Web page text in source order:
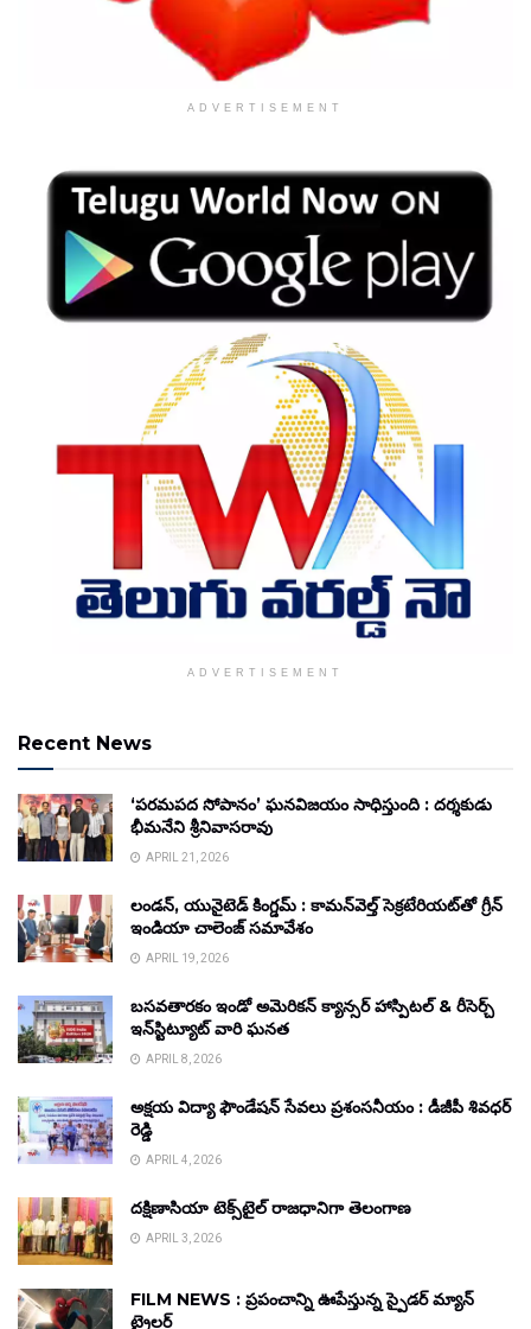
ADVERTISEMENT
ADVERTISEMENT
Recent News
‘పరమపద సోపానం’ ఘనవిజయం సాధిస్తుంది : దర్శకుడు
భీమనేని శ్రీనివాసరావు
APRIL 21, 2026
లండన్, యునైటెడ్ కింగ్డమ్ : కామన్‌వెల్త్ సెక్రటేరియట్‌తో గ్రీన్
ఇండియా చాలెంజ్ సమావేశం
APRIL 19, 2026
బసవతారకం ఇండో అమెరికన్ క్యాన్సర్ హాస్పిటల్ & రీసెర్చ్
ఇన్‌స్టిట్యూట్ వారి ఘనత
APRIL 8, 2026
అక్షయ విద్యా ఫౌండేషన్ సేవలు ప్రశంసనీయం : డీజీపీ శివధర్
రెడ్డి
APRIL 4, 2026
దక్షిణాసియా టెక్స్‌టైల్ రాజధానిగా తెలంగాణ
APRIL 3, 2026
FILM NEWS : ప్రపంచాన్ని ఊపేస్తున్న స్పైడర్ మ్యాన్
ట్రైలర్